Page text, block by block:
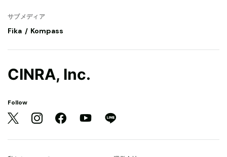
サブメディア
Fika Kompass
CINRA, Inc.
Follow